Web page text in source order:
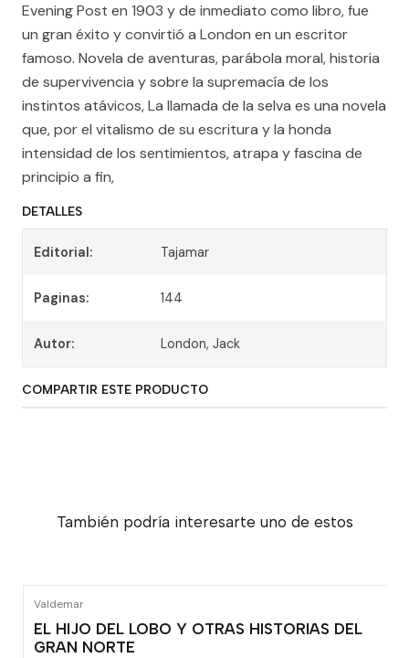
Evening Post en 1903 y de inmediato como libro, fue
un gran éxito y convirtió a London en un escritor
famoso. Novela de aventuras, parábola moral, historia
de supervivencia y sobre la supremacía de los
instintos atávicos, La llamada de la selva es una novela
que, por el vitalismo de su escritura y la honda
intensidad de los sentimientos, atrapa y fascina de
principio a fin,
DETALLES
Editorial: Tajamar
Paginas: 144
Autor: London, Jack
COMPARTIR ESTE PRODUCTO
También podría interesarte uno de estos
Valdemar
EL HIJO DEL LOBO Y OTRAS HISTORIAS DEL
GRAN NORTE